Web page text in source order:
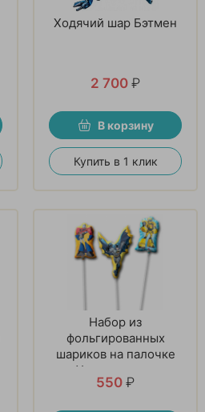
Ходячий шар Бэтмен
2 700 ₽
В корзину
Купить в 1 клик
Набор из
фольгированных
шариков на палочке
«Ударная сила»
550 ₽